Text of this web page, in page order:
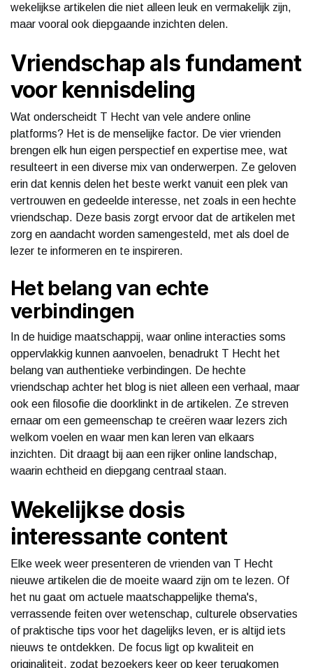
wekelijkse artikelen die niet alleen leuk en vermakelijk zijn,
maar vooral ook diepgaande inzichten delen.
Vriendschap als fundament
voor kennisdeling
Wat onderscheidt T Hecht van vele andere online
platforms? Het is de menselijke factor. De vier vrienden
brengen elk hun eigen perspectief en expertise mee, wat
resulteert in een diverse mix van onderwerpen. Ze geloven
erin dat kennis delen het beste werkt vanuit een plek van
vertrouwen en gedeelde interesse, net zoals in een hechte
vriendschap. Deze basis zorgt ervoor dat de artikelen met
zorg en aandacht worden samengesteld, met als doel de
lezer te informeren en te inspireren.
Het belang van echte
verbindingen
In de huidige maatschappij, waar online interacties soms
oppervlakkig kunnen aanvoelen, benadrukt T Hecht het
belang van authentieke verbindingen. De hechte
vriendschap achter het blog is niet alleen een verhaal, maar
ook een filosofie die doorklinkt in de artikelen. Ze streven
ernaar om een gemeenschap te creëren waar lezers zich
welkom voelen en waar men kan leren van elkaars
inzichten. Dit draagt bij aan een rijker online landschap,
waarin echtheid en diepgang centraal staan.
Wekelijkse dosis
interessante content
Elke week weer presenteren de vrienden van T Hecht
nieuwe artikelen die de moeite waard zijn om te lezen. Of
het nu gaat om actuele maatschappelijke thema's,
verrassende feiten over wetenschap, culturele observaties
of praktische tips voor het dagelijks leven, er is altijd iets
nieuws te ontdekken. De focus ligt op kwaliteit en
originaliteit, zodat bezoekers keer op keer terugkomen